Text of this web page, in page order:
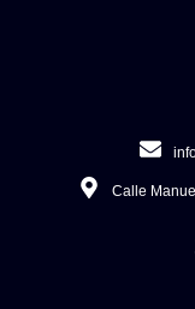
Calle